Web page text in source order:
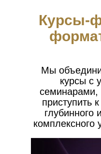
Курсы-
Мы
курсы с
семинарами,
приступить
глубинного
комплексного